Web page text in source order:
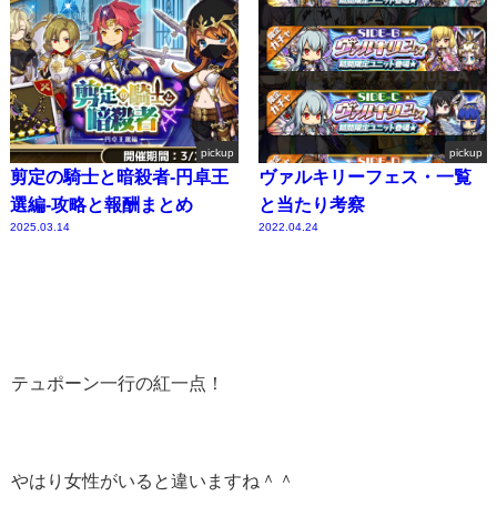
pickup
剪定の騎士と暗殺者-円卓王
選編-攻略と報酬まとめ
2025.03.14
pickup
ヴァルキリーフェス・一覧
と当たり考察
2022.04.24
テュポーン一行の紅一点！
やはり女性がいると違いますね＾＾